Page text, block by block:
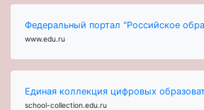
Федеральный портал "Российское
www.edu.ru
Единая коллекция цифровых
school-collection.edu.ru